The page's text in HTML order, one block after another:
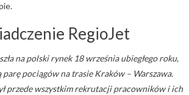
RegioJet
na polski rynek 18 września ubiegłego roku,
pociągów na trasie Kraków – Warszawa.
przede wszystkim rekrutacji pracowników i ich